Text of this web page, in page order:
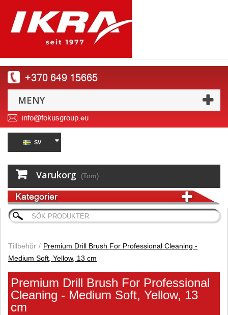
+370 649 15665
MENY
info@fokusgroup.eu
SV
Varukorg (Tom)
Kategorier
Tillbehör
Premium Drill Brush For Professional Cleaning -
Medium Soft, Yellow, 13 cm
Premium Drill Brush For Professional
Cleaning - Medium Soft, Yellow, 13
cm